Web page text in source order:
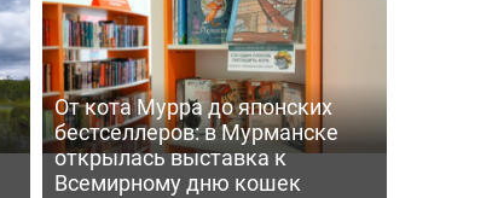
От кота Мурра до японских
бестселлеров: в Мурманске
открылась выставка к
Всемирному дню кошек